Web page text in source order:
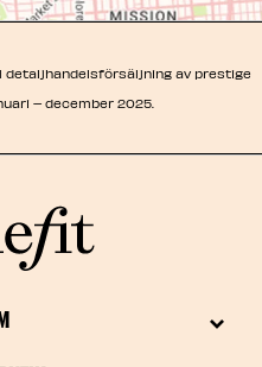
detaljhandelsförsäljning av prestige
– december 2025.